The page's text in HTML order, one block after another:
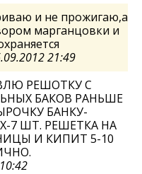
и не прожигаю,а
марганцовки и
21:49
РЕШОТКУ С
БАКОВ РАНЬШЕ
БАНКУ-
7 ШТ. РЕШЕТКА НА
И КИПИТ 5-10